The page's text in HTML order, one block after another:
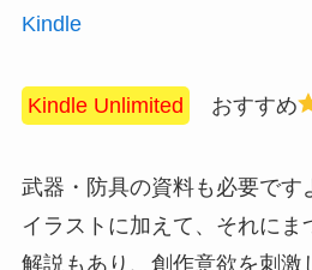
Kindle
Kindle Unlimited おすすめ
武器・防具の資料も必要です
イラストに加えて、それにま
解説もあり、創作意欲を刺激